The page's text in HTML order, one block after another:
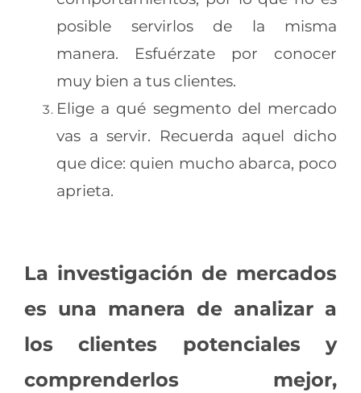
posible servirlos de la misma
manera. Esfuérzate por conocer
muy bien a tus clientes.
Elige a qué segmento del mercado
vas a servir. Recuerda aquel dicho
que dice: quien mucho abarca, poco
aprieta.
La investigación de mercados
es una manera de analizar a
los clientes potenciales y
comprenderlos mejor,